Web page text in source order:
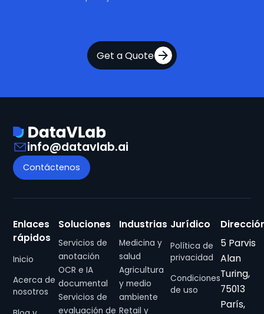
Get a Quote
info@datavlab.ai
Contáctenos
Enlaces
rápidos
Inicio
Acerca de
nosotros
Soluciones
Servicios de
anotación
OCR e IA
documental
Servicios de
evaluación de
Industrias
Medicina y
salud
Agricultura
y medio
ambiente
Retail y
Jurídico
Política de
privacidad
Condiciones
de uso
5 Parvis
Alan
Turing,
75013
París,